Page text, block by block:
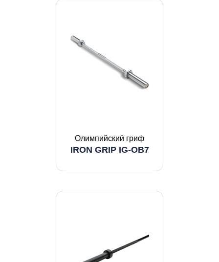
Олимпийский гриф
IRON GRIP IG-OB7